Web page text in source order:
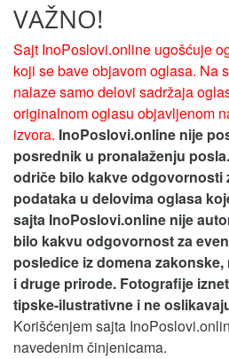
VAŽNO!
Sajt InoPoslovi.online ugošćuje
koji se bave objavom oglasa. Na
nalaze samo delovi sadržaja
originalnom oglasu objavljenom
izvora. InoPoslovi.online nije
posrednik u pronalaženju
odriče bilo kakve odgovornosti
podataka u delovima oglasa
sajta InoPoslovi.online nije
bilo kakvu odgovornost za
posledice iz domena
i druge prirode. Fotografije
tipske-ilustrativne i ne
Korišćenjem sajta
navedenim činjenicama.